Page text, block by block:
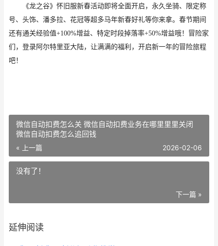
《龙之谷》怀旧服新春活动即将全面开启，永久坐骑、限定称
号、头饰、潘多拉、花冠等超多马年新春好礼等你来拿。春节期间
还有通关经验值+100%增益、 特定时段掉落率+50%增益哦！ 冒险家
们 ，登录阿尔特里亚大陆，让满满的福利，开启新一年的冒险旅程
吧！
微信自动扣费怎么关 微信自动扣费业务在哪里里里关闭
微信自动扣费怎么追回钱
« 上一篇 2026-02-06
没有了！
下一篇 »
延伸阅读